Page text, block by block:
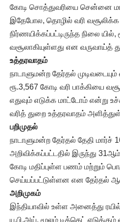
கோடி சொத்துவரியை சென்னை
இதேபோல, தொழில் வரி வசூலிக்க
நிர்ணயிக்கப்பட்டிருந்த நிலை யில்,
வசூலாகியுள்ளது என வருவாய்த்
உத்தரவாதம்
நாடாளுமன்ற தேர்தல் முடிவடையும்
ரூ.3,567 கோடி வரி பாக்கியை
எதுவும் எடுக்க மாட்டோம் என்று
வரித் துறை உத்தரவாதம்
பறிமுதல்
நாடாளுமன்ற தேர்தல் தேதி மார்ச்
அறிவிக்கப்பட்டதில் இருந்து
கோடி மதிப்புள்ள பணம் மற்றும்
செய்யப்பட்டுள்ளன என தேர்தல்
அறிமுகம்
இந்தியாவில் உள்ள அனைத்து
யு.பி.அய். மூலம் டிக்கெட்